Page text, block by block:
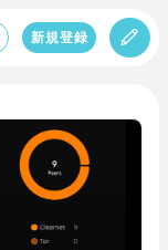
新規登録